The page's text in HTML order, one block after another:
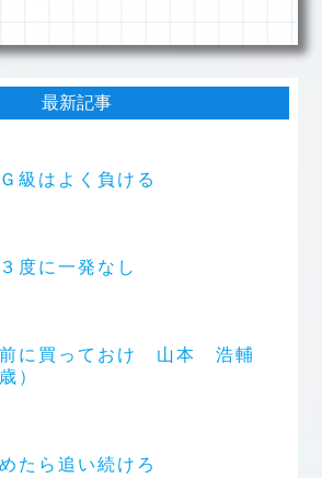
最新記事
級はよく負ける
度に一発なし
前に買っておけ 山本 浩輔
）
たら追い続けろ